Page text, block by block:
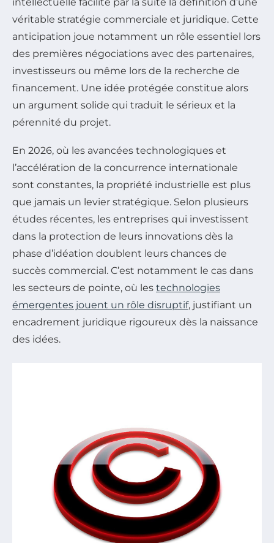
véritable stratégie commerciale et juridique. Cette
anticipation joue notamment un rôle essentiel lors
des premières négociations avec des partenaires,
investisseurs ou même lors de la recherche de
financement. Une idée protégée constitue alors
un argument solide qui traduit le sérieux et la
pérennité du projet.
En 2026, où les avancées technologiques et
l’accélération de la concurrence internationale
sont constantes, la propriété industrielle est plus
que jamais un levier stratégique. Selon plusieurs
études récentes, les entreprises qui investissent
dans la protection de leurs innovations dès la
phase d’idéation doublent leurs chances de
succès commercial. C’est notamment le cas dans
les secteurs de pointe, où les technologies
émergentes jouent un rôle disruptif, justifiant un
encadrement juridique rigoureux dès la naissance
des idées.